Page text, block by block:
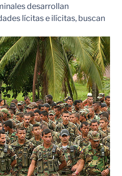
desarrollan
lícitas e ilícitas, buscan